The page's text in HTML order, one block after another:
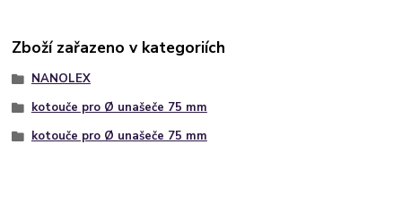
Zboží zařazeno v kategoriích
NANOLEX
kotouče pro Ø unašeče 75 mm
kotouče pro Ø unašeče 75 mm